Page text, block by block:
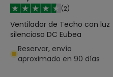
(2)
Ventilador de Techo con luz
silencioso DC Eubea
Reservar, envío
aproximado en 90 días